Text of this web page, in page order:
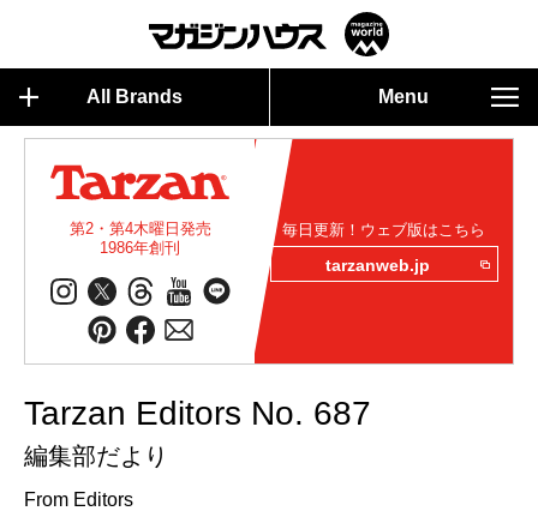
All Brands Menu
第2・第4木曜日発売
1986年創刊
毎日更新！ウェブ版はこちら
tarzanweb.jp
Tarzan Editors No. 687
編集部だより
From Editors